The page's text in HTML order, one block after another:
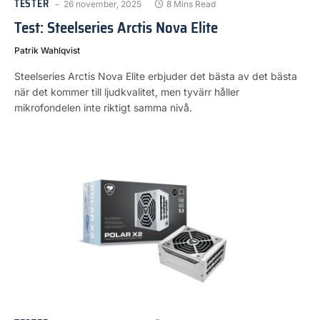
TESTER 26 november, 2025 8 Mins Read
Test: Steelseries Arctis Nova Elite
Patrik Wahlqvist
Steelseries Arctis Nova Elite erbjuder det bästa av det bästa
när det kommer till ljudkvalitet, men tyvärr håller
mikrofondelen inte riktigt samma nivå.